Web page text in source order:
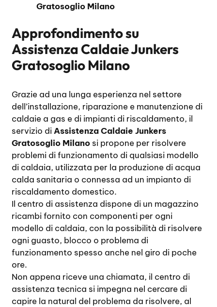
Gratosoglio Milano
Approfondimento su
Assistenza Caldaie Junkers
Gratosoglio Milano
Grazie ad una lunga esperienza nel settore
dell’installazione, riparazione e manutenzione di
caldaie a gas e di impianti di riscaldamento, il
servizio diAssistenza Caldaie Junkers
Gratosoglio Milano si propone per risolvere
problemi di funzionamento di qualsiasi modello
di caldaia, utilizzata per la produzione di acqua
calda sanitaria o connessa ad un impianto di
riscaldamento domestico.
Il centro di assistenza dispone di un magazzino
ricambi fornito con componenti per ogni
modello di caldaia, con la possibilità di risolvere
ogni guasto, blocco o problema di
funzionamento spesso anche nel giro di poche
ore.
Non appena riceve una chiamata, il centro di
assistenza tecnica si impegna nel cercare di
capire la natural del problema da risolvere, al